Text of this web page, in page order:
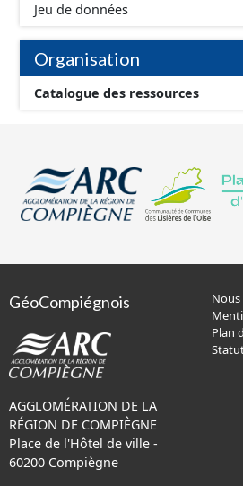
Jeu de données
Organisation
Catalogue des ressources
GéoCompiégnois
AGGLOMÉRATION DE LA
RÉGION DE COMPIÈGNE
Place de l'Hôtel de ville -
60200 Compiègne
Plan